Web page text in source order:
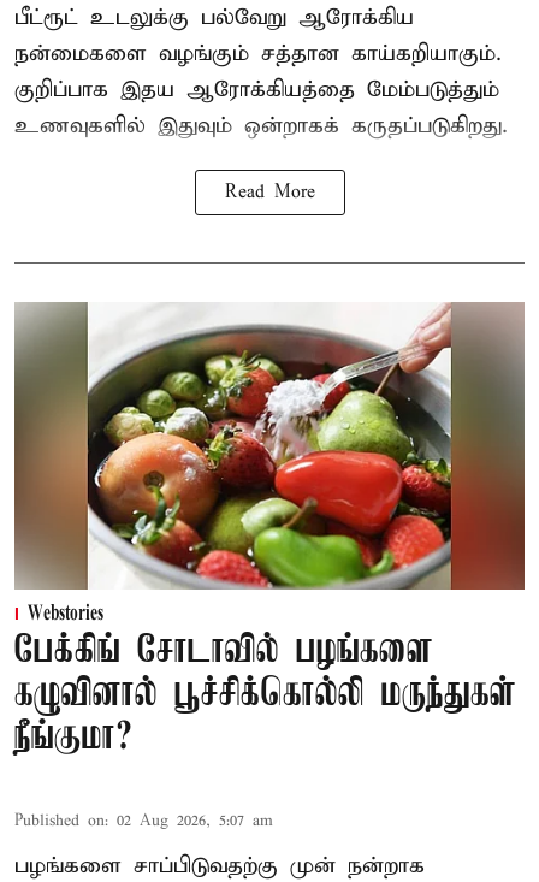
பீட்ரூட் உடலுக்கு பல்வேறு ஆரோக்கிய
நன்மைகளை வழங்கும் சத்தான காய்கறியாகும்.
குறிப்பாக இதய ஆரோக்கியத்தை மேம்படுத்தும்
உணவுகளில் இதுவும் ஒன்றாகக் கருதப்படுகிறது.
Read More
Webstories
பேக்கிங் சோடாவில் பழங்களை
கழுவினால் பூச்சிக்கொல்லி மருந்துகள்
நீங்குமா?
Published on: 02 Aug 2026, 5:07 am
பழங்களை சாப்பிடுவதற்கு முன் நன்றாக